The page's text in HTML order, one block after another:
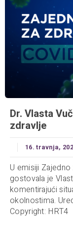
Dr. Vlasta
zdravlje
16. travnja,
U emisiji
gostovala je
komentirajući
okolnostima.
Copyright: HRT4